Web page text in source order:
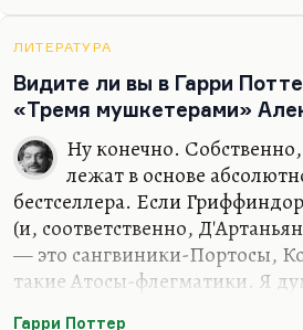
потом, знаете, «Черный
«Двадцать лет спустя» лучше,
мушкетера». Он и
фигуры…
ЛИТЕРАТУРА
Видите ли вы в Гарри
«Тремя мушкетерами»
Ну конечно.
лежат в основе
бестселлера. Если
(и, соответственно,
— это сангвиники-Портосы,
такие Атосы-флегматики. Я
Гарри Поттер